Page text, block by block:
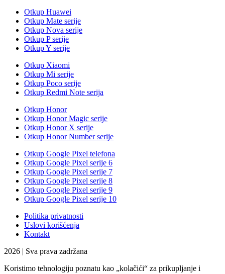
Otkup Huawei
Otkup Mate serije
Otkup Nova serije
Otkup P serije
Otkup Y serije
Otkup Xiaomi
Otkup Mi serije
Otkup Poco serije
Otkup Redmi Note serija
Otkup Honor
Otkup Honor Magic serije
Otkup Honor X serije
Otkup Honor Number serije
Otkup Google Pixel telefona
Otkup Google Pixel serije 6
Otkup Google Pixel serije 7
Otkup Google Pixel serije 8
Otkup Google Pixel serije 9
Otkup Google Pixel serije 10
Politika privatnosti
Uslovi korišćenja
Kontakt
2026 | Sva prava zadržana
Koristimo tehnologiju poznatu kao „kolačići“ za prikupljanje i